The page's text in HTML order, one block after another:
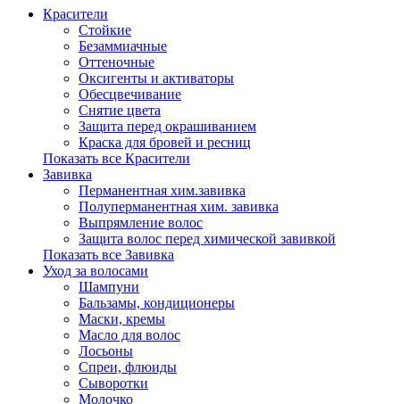
Красители
Стойкие
Безаммиачные
Оттеночные
Оксигенты и активаторы
Обесцвечивание
Снятие цвета
Защита перед окрашиванием
Краска для бровей и ресниц
Показать все Красители
Завивка
Перманентная хим.завивка
Полуперманентная хим. завивка
Выпрямление волос
Защита волос перед химической завивкой
Показать все Завивка
Уход за волосами
Шампуни
Бальзамы, кондиционеры
Маски, кремы
Масло для волос
Лосьоны
Спреи, флюиды
Сыворотки
Молочко